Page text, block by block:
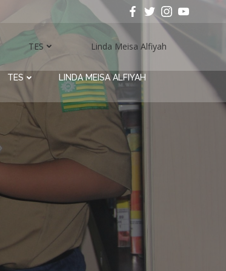
TES Linda Meisa Alfiyah
TES LINDA MEISA ALFIYAH